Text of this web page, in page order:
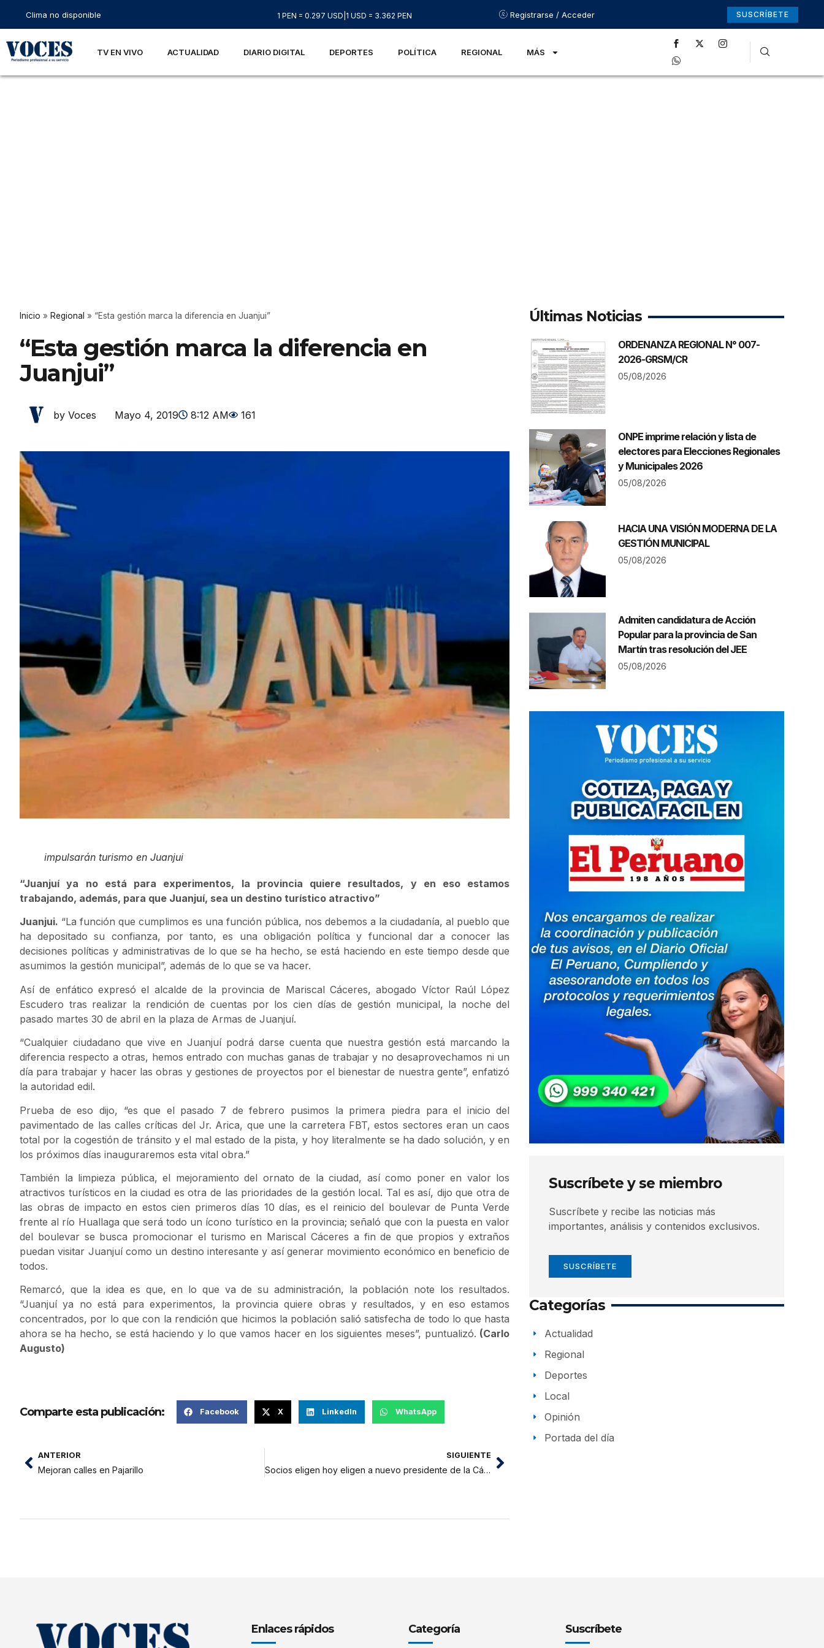
Clima no disponible 1 PEN = 0.297 USD 1 USD = 3.362 PEN Registrarse / Acceder SUSCRÍBETE
TV EN VIVO ACTUALIDAD DIARIO DIGITAL DEPORTES POLÍTICA REGIONAL MÁS
Inicio » Regional » “Esta gestión marca la diferencia en Juanjui”
“Esta gestión marca la diferencia en
Juanjui”
by Voces Mayo 4, 2019 8:12 AM 161
impulsarán turismo en Juanjui
“Juanjuí ya no está para experimentos, la provincia quiere resultados, y en eso estamos
trabajando, además, para que Juanjuí, sea un destino turístico atractivo”
Juanjui. “La función que cumplimos es una función pública, nos debemos a la ciudadanía, al pueblo que
ha depositado su confianza, por tanto, es una obligación política y funcional dar a conocer las
decisiones políticas y administrativas de lo que se ha hecho, se está haciendo en este tiempo desde que
asumimos la gestión municipal”, además de lo que se va hacer.
Así de enfático expresó el alcalde de la provincia de Mariscal Cáceres, abogado Víctor Raúl López
Escudero tras realizar la rendición de cuentas por los cien días de gestión municipal, la noche del
pasado martes 30 de abril en la plaza de Armas de Juanjuí.
“Cualquier ciudadano que vive en Juanjuí podrá darse cuenta que nuestra gestión está marcando la
diferencia respecto a otras, hemos entrado con muchas ganas de trabajar y no desaprovechamos ni un
día para trabajar y hacer las obras y gestiones de proyectos por el bienestar de nuestra gente”, enfatizó
la autoridad edil.
Prueba de eso dijo, “es que el pasado 7 de febrero pusimos la primera piedra para el inicio del
pavimentado de las calles críticas del Jr. Arica, que une la carretera FBT, estos sectores eran un caos
total por la cogestión de tránsito y el mal estado de la pista, y hoy literalmente se ha dado solución, y en
los próximos días inauguraremos esta vital obra.”
También la limpieza pública, el mejoramiento del ornato de la ciudad, así como poner en valor los
atractivos turísticos en la ciudad es otra de las prioridades de la gestión local. Tal es así, dijo que otra de
las obras de impacto en estos cien primeros días 10 días, es el reinicio del boulevar de Punta Verde
frente al río Huallaga que será todo un ícono turístico en la provincia; señaló que con la puesta en valor
del boulevar se busca promocionar el turismo en Mariscal Cáceres a fin de que propios y extraños
puedan visitar Juanjuí como un destino interesante y así generar movimiento económico en beneficio de
todos.
Remarcó, que la idea es que, en lo que va de su administración, la población note los resultados.
“Juanjuí ya no está para experimentos, la provincia quiere obras y resultados, y en eso estamos
concentrados, por lo que con la rendición que hicimos la población salió satisfecha de todo lo que hasta
ahora se ha hecho, se está haciendo y lo que vamos hacer en los siguientes meses”, puntualizó. (Carlo
Augusto)
Comparte esta publicación: Facebook X LinkedIn WhatsApp
ANTERIOR
Mejoran calles en Pajarillo
SIGUIENTE
Socios eligen hoy eligen a nuevo presidente de la Cámara de Comercio
Últimas Noticias
ORDENANZA REGIONAL N° 007-
2026-GRSM/CR
05/08/2026
ONPE imprime relación y lista de
electores para Elecciones Regionales
y Municipales 2026
05/08/2026
HACIA UNA VISIÓN MODERNA DE LA
GESTIÓN MUNICIPAL
05/08/2026
Admiten candidatura de Acción
Popular para la provincia de San
Martín tras resolución del JEE
05/08/2026
Suscríbete y se miembro
Suscríbete y recibe las noticias más
importantes, análisis y contenidos exclusivos.
SUSCRÍBETE
Categorías
Actualidad
Regional
Deportes
Local
Opinión
Portada del día
Enlaces rápidos Categoría Suscríbete